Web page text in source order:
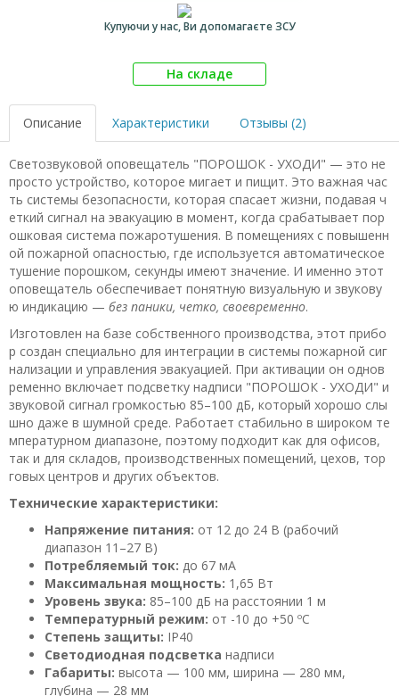
Купуючи у нас, Ви допомагаєте ЗСУ
На складе
Описание Характеристики Отзывы (2)
Светозвуковой оповещатель "ПОРОШОК - УХОДИ" — это не
просто устройство, которое мигает и пищит. Это важная час
ть системы безопасности, которая спасает жизни, подавая ч
еткий сигнал на эвакуацию в момент, когда срабатывает пор
ошковая система пожаротушения. В помещениях с повышенн
ой пожарной опасностью, где используется автоматическое
тушение порошком, секунды имеют значение. И именно этот
оповещатель обеспечивает понятную визуальную и звукову
ю индикацию — без паники, четко, своевременно.
Изготовлен на базе собственного производства, этот прибо
р создан специально для интеграции в системы пожарной сиг
нализации и управления эвакуацией. При активации он однов
ременно включает подсветку надписи "ПОРОШОК - УХОДИ" и
звуковой сигнал громкостью 85–100 дБ, который хорошо слы
шно даже в шумной среде. Работает стабильно в широком те
мпературном диапазоне, поэтому подходит как для офисов,
так и для складов, производственных помещений, цехов, тор
говых центров и других объектов.
Технические характеристики:
Напряжение питания: от 12 до 24 В (рабочий
диапазон 11–27 В)
Потребляемый ток: до 67 мА
Максимальная мощность: 1,65 Вт
Уровень звука: 85–100 дБ на расстоянии 1 м
Температурный режим: от -10 до +50 ºС
Степень защиты: IP40
Светодиодная подсветка надписи
Габариты: высота — 100 мм, ширина — 280 мм,
глубина — 28 мм